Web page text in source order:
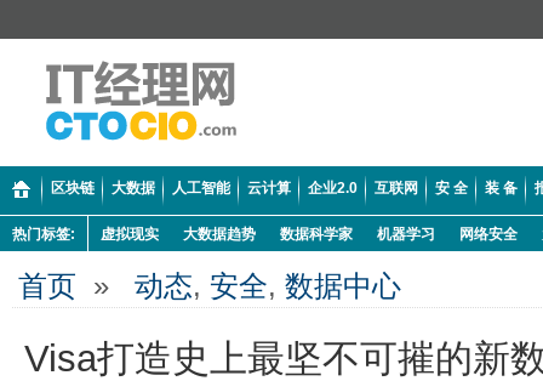
区块链 大数据 人工智能 云计算 企业2.0 互联网 安 全 装 备
热门标签: 虚拟现实 大数据趋势 数据科学家 机器学习 网络安全
首页 » 动态, 安全, 数据中心
Visa打造史上最坚不可摧的新